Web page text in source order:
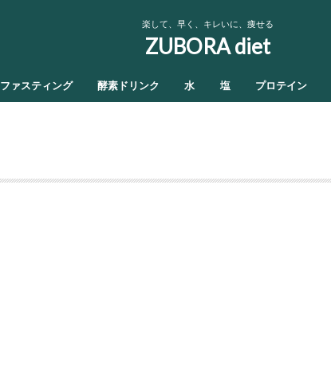
楽して、早く、キレいに、痩せる
ZUBORA diet
ファスティング 酵素ドリンク 水 塩 プロテイン